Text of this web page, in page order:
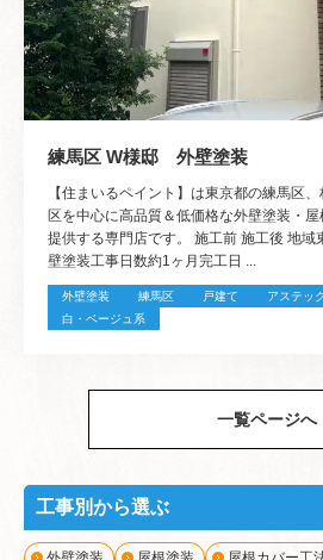
練馬区 W様邸 外壁塗装
【住まいるペイント】は東京都の練馬区
区を中心に高品質＆低価格な外壁塗装・
提供する専門店です。 施工前 施工後 地域
壁塗装工事日数約1ヶ月完工日 ...
外壁塗装 練馬区 戸建て
アステッ
白・ベージュ系
一覧ページへ
工事別から選ぶ